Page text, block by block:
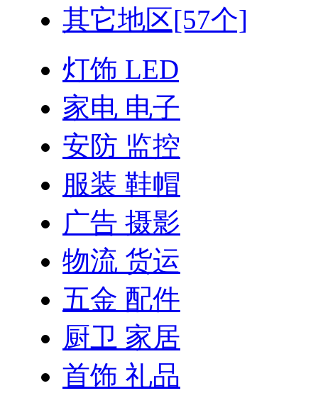
其它地区[57个]
灯饰 LED
家电 电子
安防 监控
服装 鞋帽
广告 摄影
物流 货运
五金 配件
厨卫 家居
首饰 礼品